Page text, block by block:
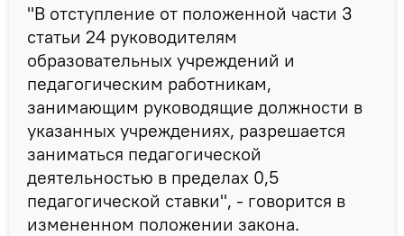
"В отступление от положенной части 3
статьи 24 руководителям
образовательных учреждений и
педагогическим работникам,
занимающим руководящие должности в
указанных учреждениях, разрешается
заниматься педагогической
деятельностью в пределах 0,5
педагогической ставки", - говорится в
измененном положении закона.